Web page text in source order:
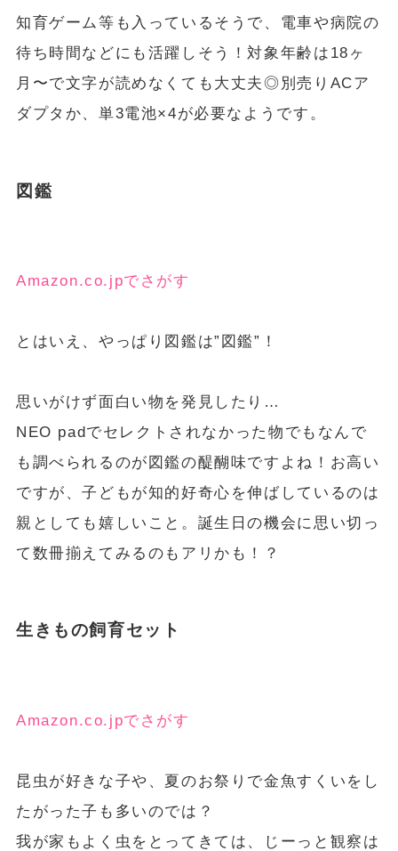
知育ゲーム等も入っているそうで、電車や病院の
待ち時間などにも活躍しそう！対象年齢は18ヶ
月〜で文字が読めなくても大丈夫◎別売りACア
ダプタか、単3電池×4が必要なようです。
図鑑
Amazon.co.jpでさがす
とはいえ、やっぱり図鑑は”図鑑”！
思いがけず面白い物を発見したり…
NEO padでセレクトされなかった物でもなんで
も調べられるのが図鑑の醍醐味ですよね！お高い
ですが、子どもが知的好奇心を伸ばしているのは
親としても嬉しいこと。誕生日の機会に思い切っ
て数冊揃えてみるのもアリかも！？
生きもの飼育セット
Amazon.co.jpでさがす
昆虫が好きな子や、夏のお祭りで金魚すくいをし
たがった子も多いのでは？
我が家もよく虫をとってきては、じーっと観察は